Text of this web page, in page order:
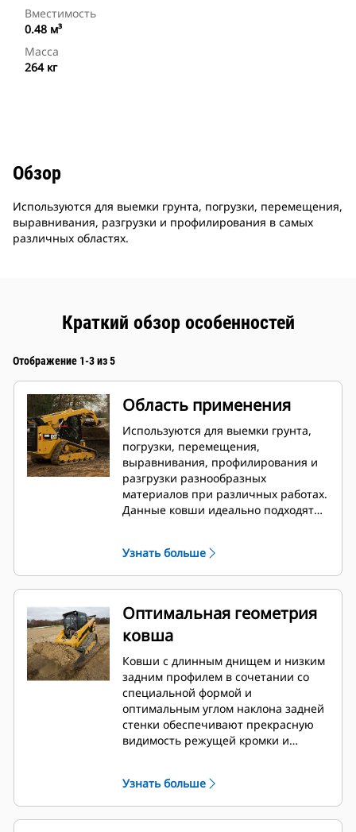
Вместимость
0.48 м³
Масса
264 кг
Обзор
Используются для выемки грунта, погрузки, перемещения,
выравнивания, разгрузки и профилирования в самых
различных областях.
Краткий обзор особенностей
Отображение 1-3 из 5
Область применения
Используются для выемки грунта,
погрузки, перемещения,
выравнивания, профилирования и
разгрузки разнообразных
материалов при различных работах.
Данные ковши идеально подходят
строений.
Узнать больше
Оптимальная геометрия
ковша
Ковши с длинным днищем и низким
задним профилем в сочетании со
специальной формой и
оптимальным углом наклона задней
стенки обеспечивают прекрасную
видимость режущей кромки и
Узнать больше